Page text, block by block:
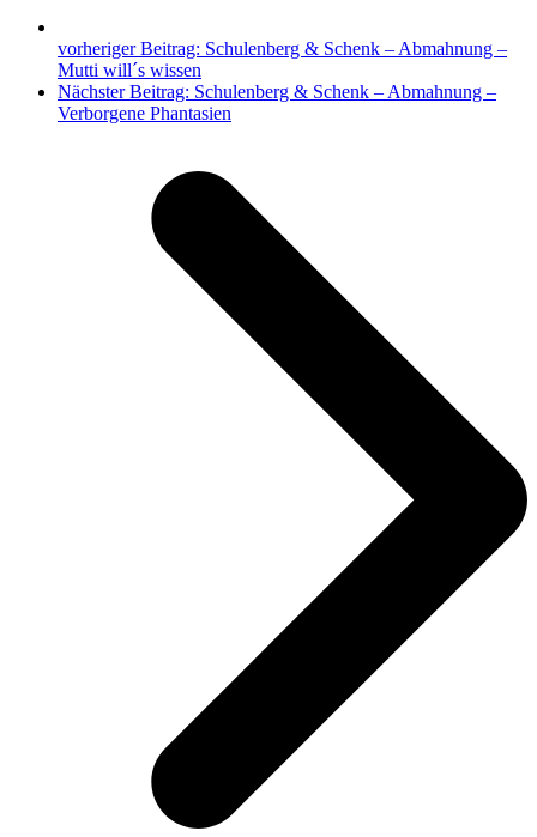
vorheriger Beitrag: Schulenberg & Schenk – Abmahnung –
Mutti will´s wissen
Nächster Beitrag: Schulenberg & Schenk – Abmahnung –
Verborgene Phantasien